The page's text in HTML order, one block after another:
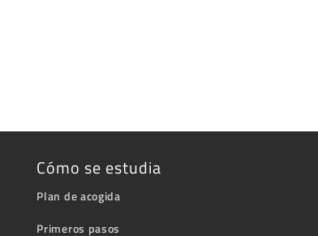
Cómo se estudia
Plan de acogida
Primeros pasos